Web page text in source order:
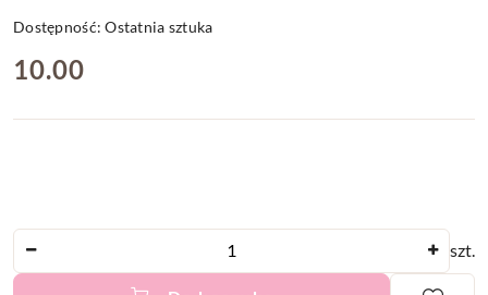
Dostępność:Ostatnia sztuka
cena:
10.00
szt.